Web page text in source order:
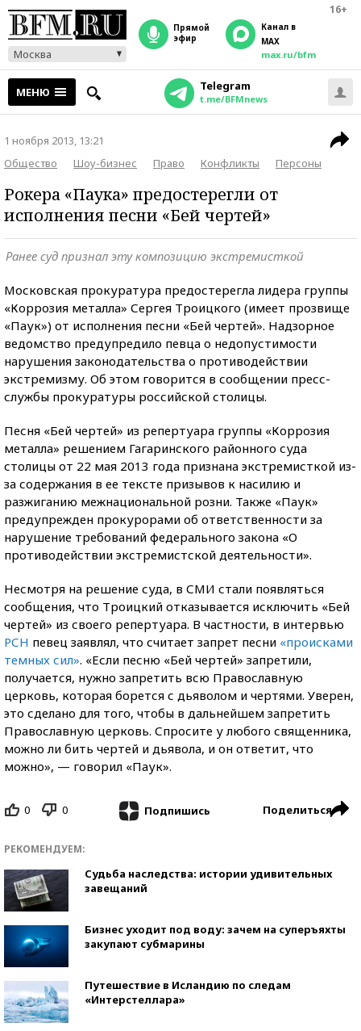
16+
Москва
прямой
эфир
Канал в
MAX
max.ru/bfm
МЕНЮ Telegram
t.me/BFMnews
1 ноября 2013, 13:21
Общество
Шоу-бизнес Право Конфликты Персоны
Рокера «Паука» предостерегли от
исполнения песни «Бей чертей»
Ранее суд признал эту композицию экстремисткой
Московская прокуратура предостерегла лидера группы
«Коррозия металла» Сергея Троицкого (имеет прозвище
«Паук») от исполнения песни «Бей чертей». Надзорное
ведомство предупредило певца о недопустимости
нарушения законодательства о противодействии
экстремизму. Об этом говорится в сообщении пресс-
службы прокуратуры российской столицы.
Песня «Бей чертей» из репертуара группы «Коррозия
металла» решением Гагаринского районного суда
столицы от 22 мая 2013 года признана экстремисткой из-
за содержания в ее тексте призывов к насилию и
разжиганию межнациональной розни. Также «Паук»
предупрежден прокурорами об ответственности за
нарушение требований федерального закона «О
противодействии экстремистской деятельности».
Несмотря на решение суда, в СМИ стали появляться
сообщения, что Троицкий отказывается исключить «Бей
чертей» из своего репертуара. В частности, в интервью
РСН певец заявлял, что считает запрет песни «происками
темных сил». «Если песню «Бей чертей» запретили,
получается, нужно запретить всю Православную
церковь, которая борется с дьяволом и чертями. Уверен,
это сделано для того, чтобы в дальнейшем запретить
Православную церковь. Спросите у любого священника,
можно ли бить чертей и дьявола, и он ответит, что
можно», — говорил «Паук».
0 0 Подпишись Поделиться
РЕКОМЕНДУЕМ:
Судьба наследства: истории удивительных
завещаний
Бизнес уходит под воду: зачем на суперъяхты
закупают субмарины
Путешествие в Исландию по следам
«Интерстеллара»